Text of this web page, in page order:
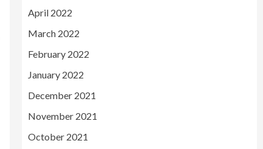
April 2022
March 2022
February 2022
January 2022
December 2021
November 2021
October 2021